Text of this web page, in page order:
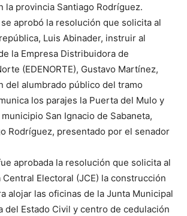
la provincia Santiago Rodríguez.
aprobó la resolución que solicita al
Luis Abinader, instruir al
la Empresa Distribuidora de
(EDENORTE), Gustavo Martínez,
del alumbrado público del tramo
los parajes la Puerta del Mulo y
San Ignacio de Sabaneta,
Rodríguez, presentado por el senador
aprobada la resolución que solicita al
Electoral (JCE) la construcción
alojar las oficinas de la Junta Municipal
del Estado Civil y centro de cedulación